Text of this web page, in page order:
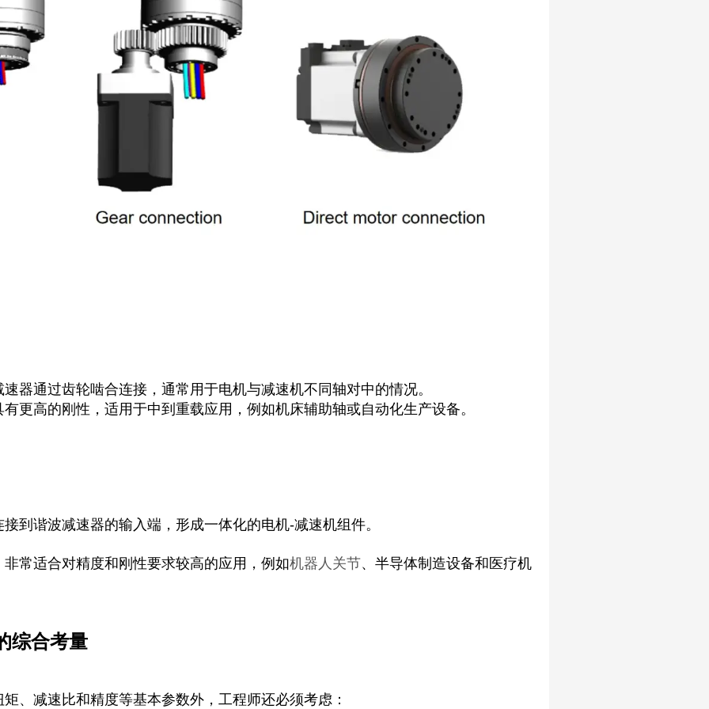
器通过齿轮啮合连接，通常用于电机与减速机不同轴对中的情况。
更高的刚性，适用于中到重载应用，例如机床辅助轴或自动化生产设备。
到谐波减速器的输入端，形成一体化的电机-减速机组件。
常适合对精度和刚性要求较高的应用，例如机器人关节、半导体制造设备和医疗机
综合考量
、减速比和精度等基本参数外，工程师还必须考虑：